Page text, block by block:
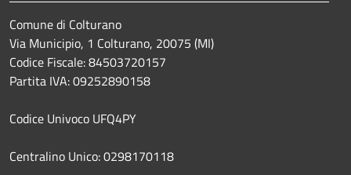
Comune di Colturano
Via Municipio, 1 Colturano, 20075 (MI)
Codice Fiscale: 84503720157
Partita IVA: 09252890158
Codice Univoco UFQ4PY
Centralino Unico: 0298170118